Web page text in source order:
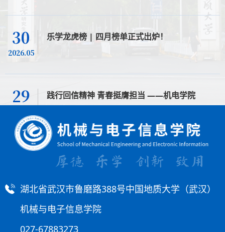
30
2026.05
乐学龙虎榜 | 四月榜单正式出炉！
29
践行回信精神 青春挺膺担当 ——机电学院
20
凝聚青春力量 筑牢信仰根基｜两院联合入团积极
分子培训班顺利开展
湖北省武汉市鲁磨路388号中国地质大学（武汉）
机械与电子信息学院
027-67883273